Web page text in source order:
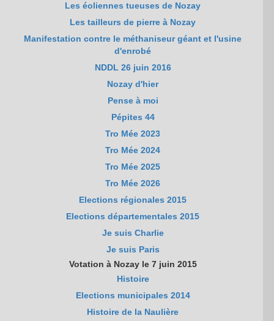
Les éoliennes tueuses de Nozay
Les tailleurs de pierre à Nozay
Manifestation contre le méthaniseur géant et l'usine
d'enrobé
NDDL 26 juin 2016
Nozay d'hier
Pense à moi
Pépites 44
Tro Mée 2023
Tro Mée 2024
Tro Mée 2025
Tro Mée 2026
Elections régionales 2015
Elections départementales 2015
Je suis Charlie
Je suis Paris
Votation à Nozay le 7 juin 2015
Histoire
Elections municipales 2014
Histoire de la Naulière